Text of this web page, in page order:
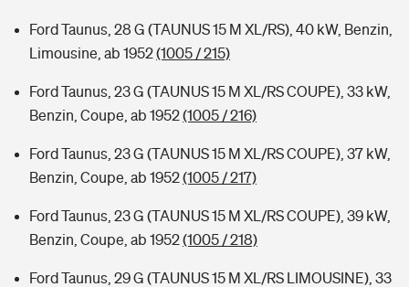
Ford Taunus, 28 G (TAUNUS 15 M XL/RS), 40 kW, Benzin,
Limousine, ab 1952(1005 / 215)
Ford Taunus, 23 G (TAUNUS 15 M XL/RS COUPE), 33 kW,
Benzin, Coupe, ab 1952(1005 / 216)
Ford Taunus, 23 G (TAUNUS 15 M XL/RS COUPE), 37 kW,
Benzin, Coupe, ab 1952(1005 / 217)
Ford Taunus, 23 G (TAUNUS 15 M XL/RS COUPE), 39 kW,
Benzin, Coupe, ab 1952(1005 / 218)
Ford Taunus, 29 G (TAUNUS 15 M XL/RS LIMOUSINE), 33